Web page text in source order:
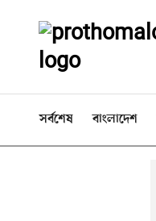
সর্বশেষ বাংলাদেশ